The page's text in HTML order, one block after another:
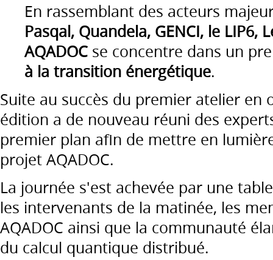
En rassemblant des acteurs
Pasqal, Quandela, GENCI, le LIP6,
AQADOC se concentre dans un
à la transition énergétique.
Suite au succès du premier atelier en
édition a de nouveau réuni des
premier plan afin de mettre en
projet AQADOC.
La journée s'est achevée par une
les intervenants de la matinée, les
AQADOC ainsi que la communauté
du calcul quantique distribué.